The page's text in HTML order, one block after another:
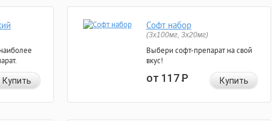
Купить
Софт набор
(3x100мг, 3x20мг)
Выбери софт-препарат на свой
вкус!
от 117Р Купить